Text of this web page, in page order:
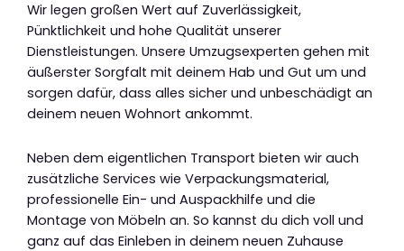
Wir legen großen Wert auf Zuverlässigkeit,
Pünktlichkeit und hohe Qualität unserer
Dienstleistungen. Unsere Umzugsexperten gehen mit
äußerster Sorgfalt mit deinem Hab und Gut um und
sorgen dafür, dass alles sicher und unbeschädigt an
deinem neuen Wohnort ankommt.
Neben dem eigentlichen Transport bieten wir auch
zusätzliche Services wie Verpackungsmaterial,
professionelle Ein- und Auspackhilfe und die
Montage von Möbeln an. So kannst du dich voll und
ganz auf das Einleben in deinem neuen Zuhause